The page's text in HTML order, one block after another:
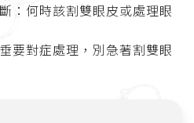
：何時該割雙眼皮或處理眼
要對症處理，別急著割雙眼